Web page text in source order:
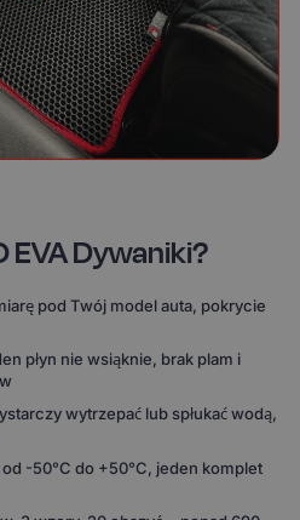
EVA Dywaniki?
pod Twój model auta, pokrycie
płyn nie wsiąknie, brak plam i
wytrzepać lub spłukać wodą,
-50°C do +50°C, jeden komplet